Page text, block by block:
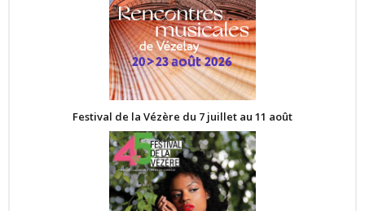
Festival de la Vézère du 7 juillet au 11 août